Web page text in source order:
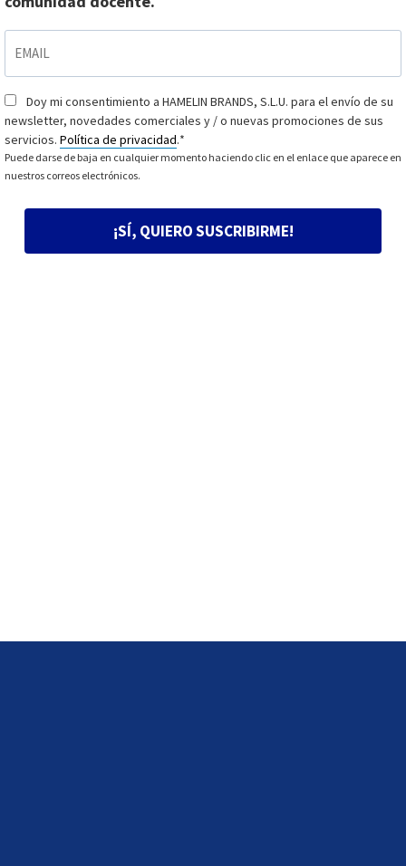
Consentimiento*
Doy mi consentimiento a HAMELIN BRANDS, S.L.U. para el envío de su
newsletter, novedades comerciales y / o nuevas promociones de sus
servicios. Política de privacidad.*
Puede darse de baja en cualquier momento haciendo clic en el enlace que aparece en
nuestros correos electrónicos.